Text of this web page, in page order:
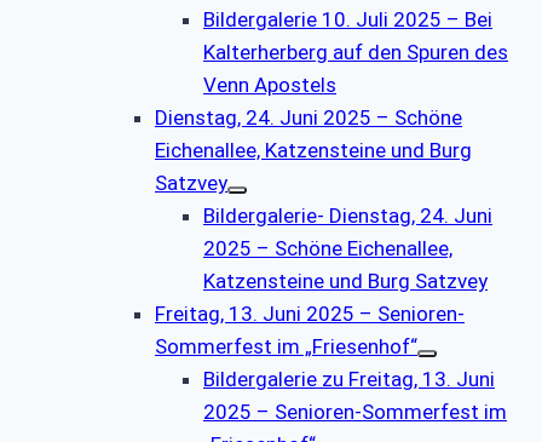
Bildergalerie 10. Juli 2025 – Bei
Kalterherberg auf den Spuren des
Venn Apostels
Dienstag, 24. Juni 2025 – Schöne
Eichenallee, Katzensteine und Burg
Satzvey
Bildergalerie- Dienstag, 24. Juni
2025 – Schöne Eichenallee,
Katzensteine und Burg Satzvey
Freitag, 13. Juni 2025 – Senioren-
Sommerfest im „Friesenhof“
Bildergalerie zu Freitag, 13. Juni
2025 – Senioren-Sommerfest im